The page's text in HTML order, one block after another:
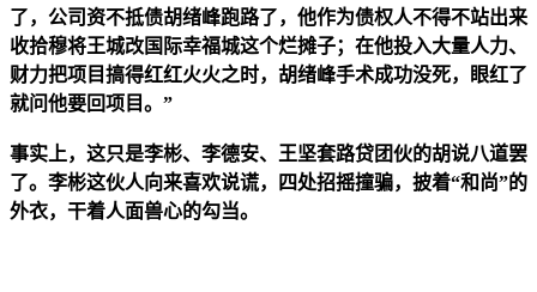
了，公司资不抵债胡绪峰跑路了，他作为债权人不得不站出来
收拾穆将王城改国际幸福城这个烂摊子；在他投入大量人力、
财力把项目搞得红红火火之时，胡绪峰手术成功没死，眼红了
就问他要回项目。”
事实上，这只是李彬、李德安、王坚套路贷团伙的胡说八道罢
了。李彬这伙人向来喜欢说谎，四处招摇撞骗，披着“和尚”的
外衣，干着人面兽心的勾当。